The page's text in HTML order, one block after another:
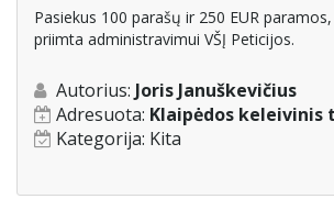
Pasiekus 100 parašų ir 250 EUR
priimta administravimui VŠĮ Peticijos.
Autorius: Joris Januškevičius
Adresuota: Klaipėdos keleivinis
Kategorija: Kita